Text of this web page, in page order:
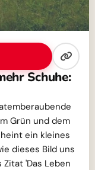
Schuhe:
Grün und dem
ein kleines
dieses Bild uns
'Das Leben